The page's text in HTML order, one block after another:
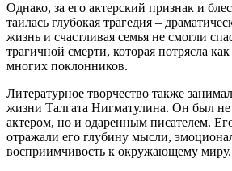
Однако, за его актерский признак и
таилась глубокая трагедия –
жизнь и счастливая семья не смогли
трагичной смерти, которая потрясла
многих поклонников.
Литературное творчество также
жизни Талгата Нигматулина. Он был не
актером, но и одаренным писателем.
отражали его глубину мысли,
восприимчивость к окружающему миру.